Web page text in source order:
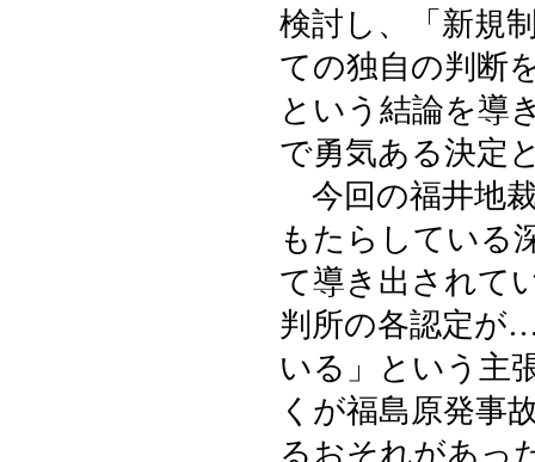
検討し、「新規
ての独自の判断
という結論を導
で勇気ある決定
今回の福井地
もたらしている
て導き出されて
判所の各認定が
いる」という主
くが福島原発事
るおそれがあっ